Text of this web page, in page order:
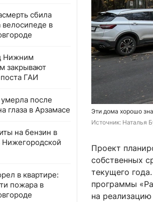
сбила
велосипеде в
Нижним
закрывают
ГАИ
после
глаза в Арзамасе
на бензин в
в квартире:
пожара в
Эти дома хорошо
Источник: Наталья
Проект
собственных
текущего
программы
на реализацию